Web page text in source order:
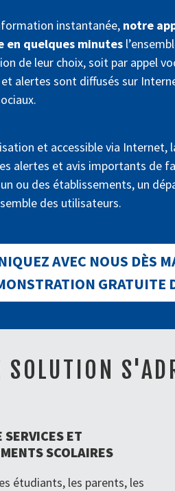
instantanée, notre
en quelques minutes
de leur choix, soit par appel
et alertes sont diffusés sur
et accessible via
alertes et avis importants de
ou des établissements, un
des utilisateurs.
AVEC NOUS DÈS
GRATUITE
SOLUTION
SERVICES ET
SCOLAIRES
étudiants, les parents, les